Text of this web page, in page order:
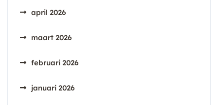
april 2026
maart 2026
februari 2026
januari 2026